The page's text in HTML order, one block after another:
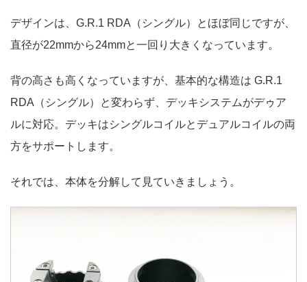
デザインは、G.R.1 RDA（シングル）とほぼ同じですが、
直径が22mmから24mmと一回り大きくなっています。
背の高さも高くなっていますが、基本的な構造は G.R.1
RDA（シングル）と変わらず、デッキシステムがデゥア
ルに対応。デッキはシングルコイルとデュアルコイルの両
方をサポートします。
それでは、本体を分解して見ていきましょう。